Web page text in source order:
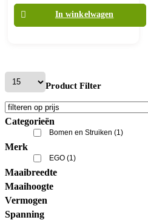
In winkelwagen
Product Filter
Categorieën
Bomen en Struiken (1)
Merk
EGO (1)
Maaibreedte
Maaihoogte
Vermogen
Spanning